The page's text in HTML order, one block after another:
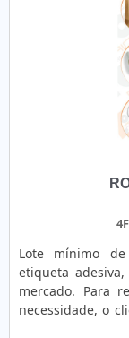
Lote mínimo
etiqueta
mercado. Para
necessidade, o
se destaque por